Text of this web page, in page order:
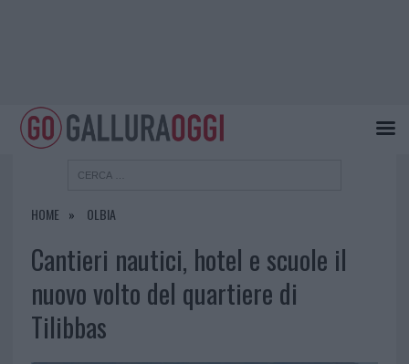
HOME OLBIA
Cantieri nautici, hotel e scuole il
nuovo volto del quartiere di
Tilibbas